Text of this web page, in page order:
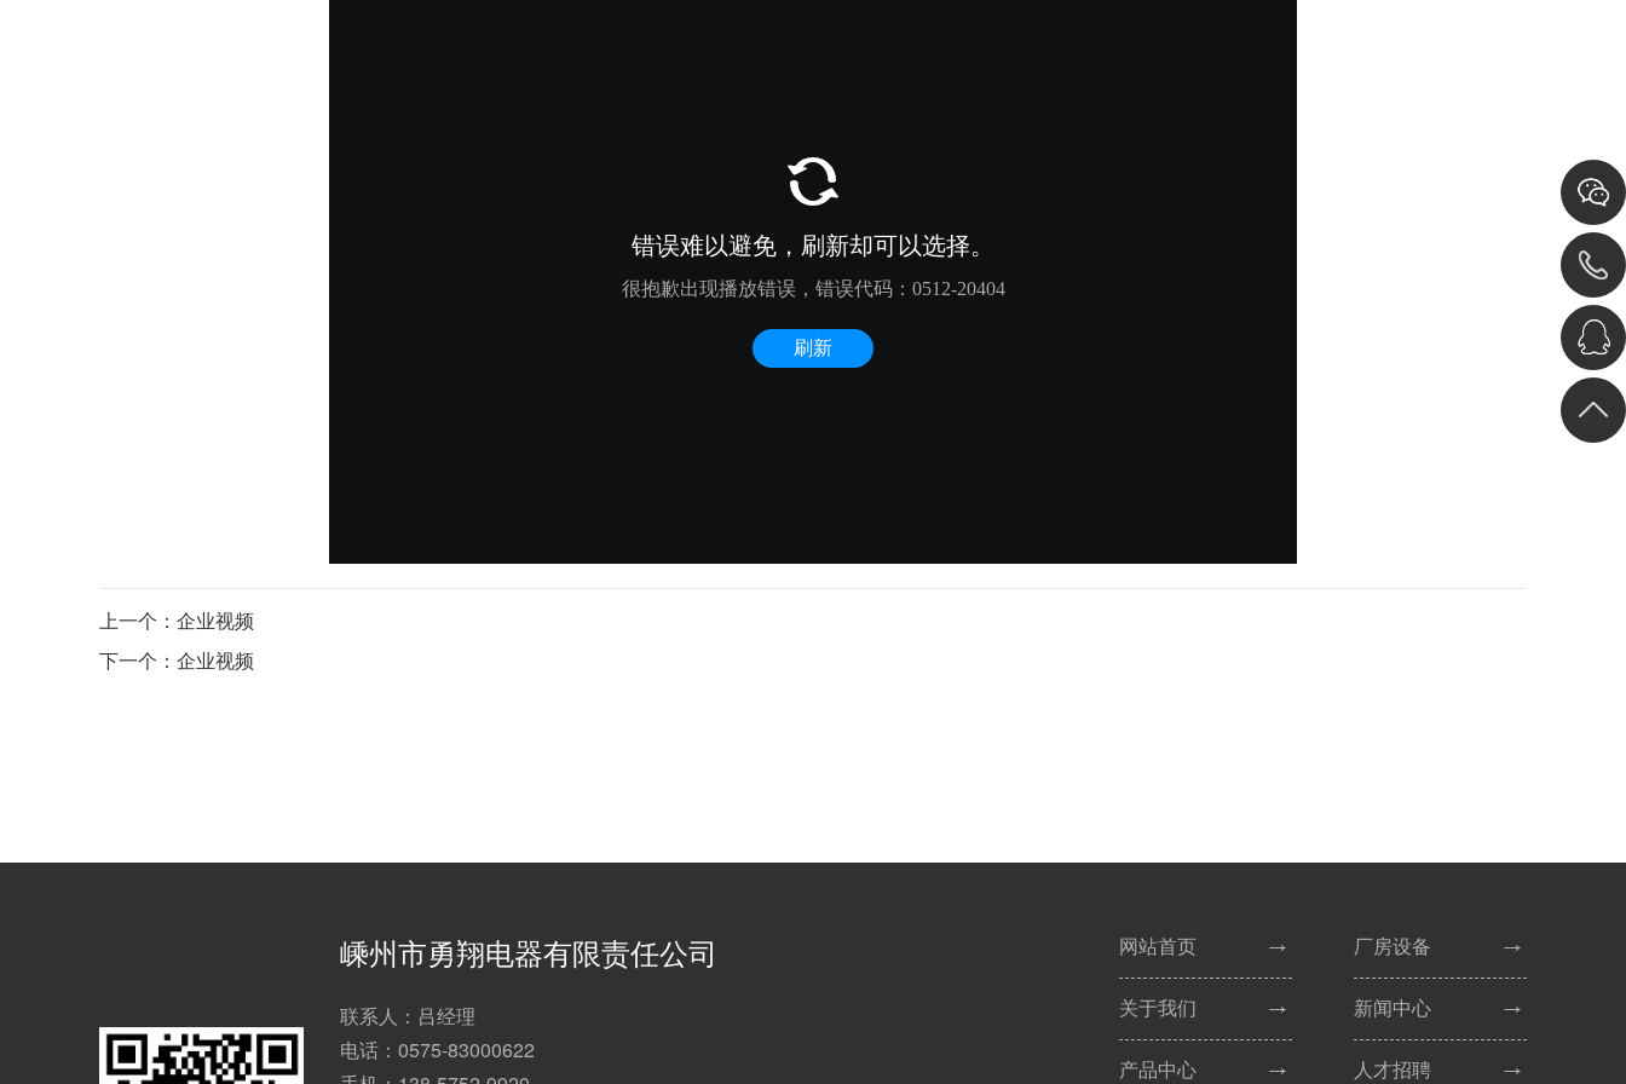
上一个：企业视频
下一个：企业视频
嵊州市勇翔电器有限责任公司
联系人：吕经理
电话：0575-83000622
网站首页
关于我们
产品中心
厂房设备
新闻中心
人才招聘